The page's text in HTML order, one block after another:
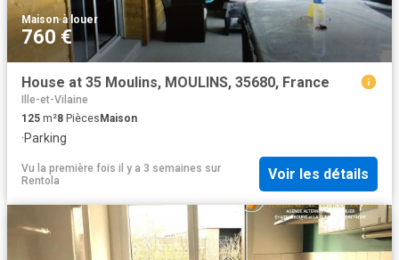
Maison·à louer
760 €
House at 35 Moulins, MOULINS, 35680, France
Ille-et-Vilaine
125 m²8 PiècesMaison
·Parking
Vu la première fois il y a 3 semaines sur
Rentola
Voir les détails